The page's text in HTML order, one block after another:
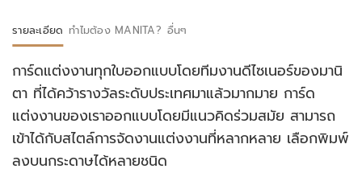
รายละเอียด ทำไมต้อง MANITA? อื่นๆ
การ์ดแต่งงานทุกใบออกแบบโดยทีมงานดีไซเนอร์ของมานิ
ตา ที่ได้คว้ารางวัลระดับประเทศมาแล้วมากมาย การ์ด
แต่งงานของเราออกแบบโดยมีแนวคิดร่วมสมัย สามารถ
เข้าได้กับสไตล์การจัดงานแต่งงานที่หลากหลาย เลือกพิมพ์
ลงบนกระดาษได้หลายชนิด